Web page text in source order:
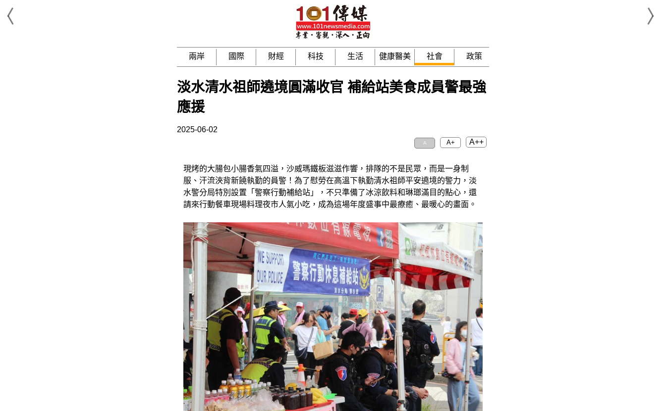
兩岸 國際 財經 科技 生活 健康醫美 社會 政策
淡水清水祖師遶境圓滿收官 補給站美食成員警最強
應援
2025-06-02
A A+ A++
現烤的大腸包小腸香氣四溢，沙威瑪鐵板滋滋作響，排隊的不是民眾，而是一身制
服、汗流浹背新饒執勤的員警！為了慰勞在高溫下執勤清水祖師平安遶境的警力，淡
水警分局特別設置「警察行動補給站」，不只準備了冰涼飲料和琳瑯滿目的點心，還
請來行動餐車現場料理夜市人氣小吃，成為這場年度盛事中最療癒、最暖心的畫面。